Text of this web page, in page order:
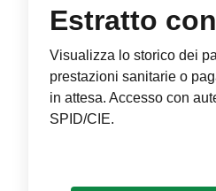
Estratto
Visualizza lo storico dei
prestazioni sanitarie o
in attesa. Accesso con
SPID/CIE.